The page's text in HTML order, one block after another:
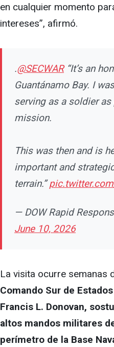
en cualquier momento
intereses”, afirmó.
.@SECWAR“It’s an
Guantánamo Bay. I
serving as a soldier
mission.
This was then and is
important and
terrain.”
— DOW Rapid
June 10, 2026
La visita ocurre semanas
Comando Sur de
Francis L. Donovan,
altos mandos militares
perímetro de la Base